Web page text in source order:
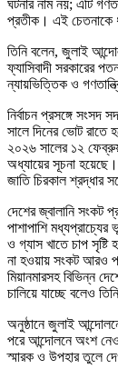
ঘটনার নাম নয়; এটি
প্রতীক। এই চেতনাকে
তিনি বলেন, জুলাই
ফ্যাসিবাদী সরকারের
ন্যায়ভিত্তিক ও
নির্বাচন প্রসঙ্গে সংসদ
সালে দিনের ভোট রাতে
২০২৬ সালের ১২
অধ্যায়ের সূচনা
জাতি চিরকাল শ্রদ্ধার
দেশের জ্বালানি সংকট
পাশাপাশি
ও গ্যাস খাতে চাপ
না হওয়ায় সংকট আরও
মিয়ানমারসহ বিভিন্ন
চালিয়ে যাচ্ছে বলেও
অনুষ্ঠানে জুলাই
পরে আন্দোলনে অংশ
স্মারক ও উপহার তুলে